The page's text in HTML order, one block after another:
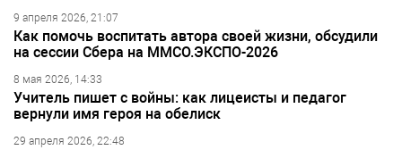
9 апреля 2026, 21:07
Как помочь воспитать автора своей жизни, обсудили
на сессии Сбера на ММСО.ЭКСПО-2026
8 мая 2026, 14:33
Учитель пишет с войны: как лицеисты и педагог
вернули имя героя на обелиск
29 апреля 2026, 22:48